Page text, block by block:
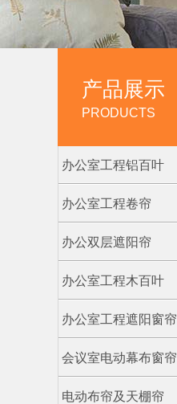
产品展示
PRODUCTS
办公室工程铝百叶
办公室工程卷帘
办公双层遮阳帘
办公室工程木百叶
办公室工程遮阳窗帘
会议室电动幕布窗帘
电动布帘及天棚帘